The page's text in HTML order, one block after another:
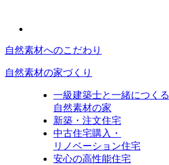
自然素材へのこだわり
自然素材の家づくり
一級建築士と一緒につくる
自然素材の家
新築・注文住宅
中古住宅購入・
リノベーション住宅
安心の高性能住宅